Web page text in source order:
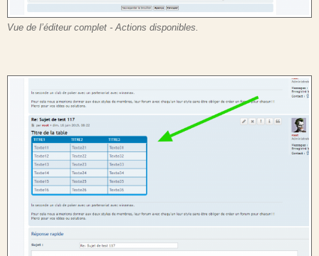
Vue de l’éditeur complet - Actions disponibles.